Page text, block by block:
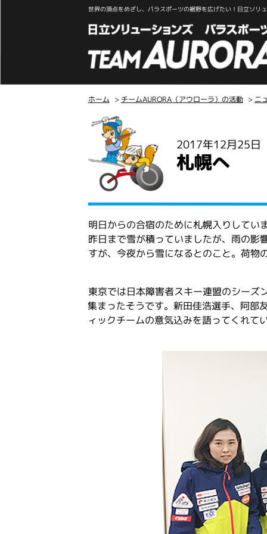
世界の頂点をめざし、パラスポーツの裾野を広げたい！日立ソリ
ホーム > チームAURORA（アウローラ）の活動 > ニ
2017年12月25日
札幌へ
明日からの合宿のために札幌入りしてい
昨日まで雪が積っていましたが、雨の影
すが、今夜から雪になるとのこと。荷物
東京では日本障害者スキー連盟のシー
集まったそうです。新田佳浩選手、阿部
ィックチームの意気込みを語ってくれて